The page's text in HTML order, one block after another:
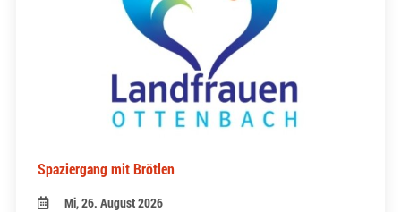
Spaziergang mit Brötlen
Mi, 26. August 2026